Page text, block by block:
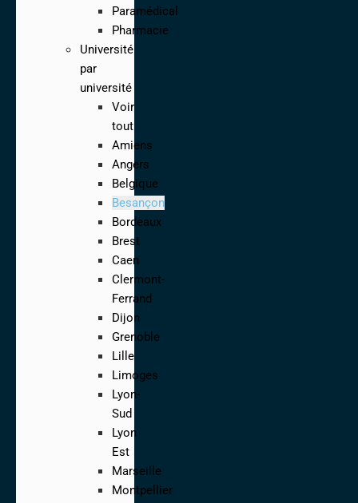
Paramédical
Pharmacie
Université
par
université
Voir
tout
Amiens
Angers
Belgique
Besançon
Bordeaux
Brest
Caen
Clermont-
Ferrand
Dijon
Grenoble
Lille
Limoges
Lyon-
Sud
Lyon
Est
Marseille
Montpellier